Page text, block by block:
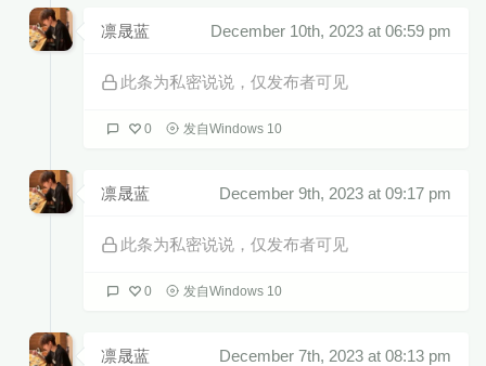
凛晟蓝 December 10th, 2023 at 06:59 pm
此条为私密说说，仅发布者可见
0 发自Windows 10
凛晟蓝 December 9th, 2023 at 09:17 pm
此条为私密说说，仅发布者可见
0 发自Windows 10
凛晟蓝 December 7th, 2023 at 08:13 pm